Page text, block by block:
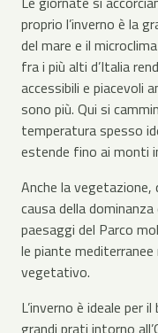
proprio l’inverno è la
del mare e il
fra i più alti d’Italia
accessibili e piacevoli
sono più. Qui si
temperatura spesso
estende fino ai monti
Anche la
causa della
paesaggi del Parco
le piante
vegetativo.
L’inverno è ideale per
grandi prati intorno